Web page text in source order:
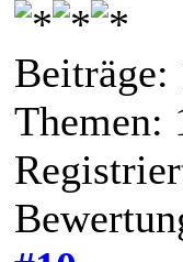
Beiträge:
Themen: